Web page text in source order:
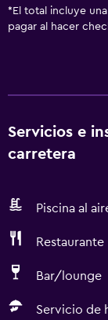
* El total incluye
pagar al hacer
Servicios e
carretera
Piscina al
Restaurante
Bar/lounge
Servicio de